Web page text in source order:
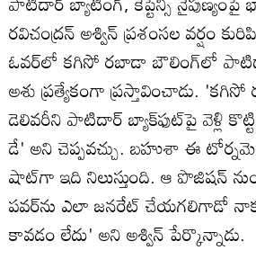
రవిచంద్రన్ అశ్విన్ ప్రశంస‌ల వ‌ర్షం
ఓవర్‌లో కగిసో రబాడా బౌలింగ్‌లో
అశు ప్రత్యేకంగా ప్రస్తావించాడు.
డెలివరీని పాటిదార్ బ్యాక్‌ఫుట్‌పై వెళ్లి
డే' అని చెప్పవచ్చు. బహుశా ఈ
షాట్‌గా ఇది నిలుస్తుంది. ఆ పొజిషన్
పవర్‌ను ఎలా జనరేట్ చేయగలిగాడో నాకు
కావడం లేదు' అని అశ్విన్ పేర్కొన్నాడు.